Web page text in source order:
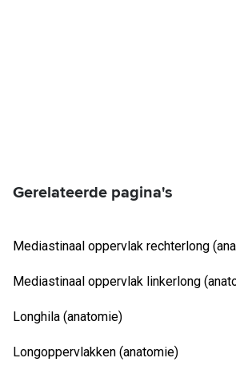
Gerelateerde pagina's
Mediastinaal oppervlak rechterlong
Mediastinaal oppervlak linkerlong
Longhila (anatomie)
Longoppervlakken (anatomie)